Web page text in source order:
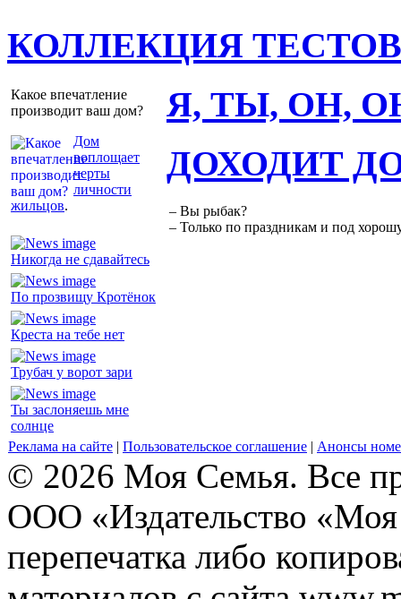
КОЛЛЕКЦИЯ ТЕСТОВ
Какое впечатление
производит ваш дом?
Дом
воплощает
черты
личности
жильцов.
Я, ТЫ, ОН,
Никогда не сдавайтесь
По прозвищу Кротёнок
Креста на тебе нет
Трубач у ворот зари
Ты заслоняешь мне
солнце
ДОХОДИТ
– Вы рыбак?
– Только по праздникам и под
Реклама на сайте | Пользовательское соглашение | Анонсы
© 2026 Моя Семья. Все
ООО «Издательство
перепечатка либо